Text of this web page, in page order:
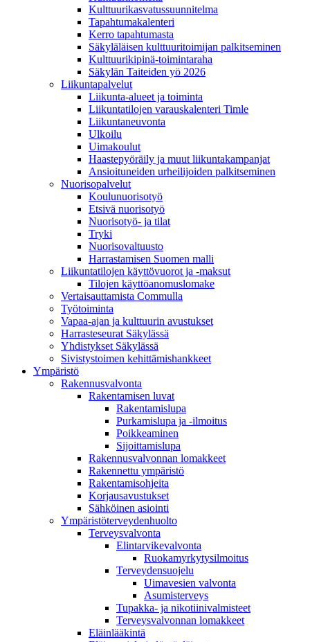
Kulttuurikasvatussuunnitelma
Tapahtumakalenteri
Kerro tapahtumasta
Säkyläläisen kulttuuritoimijan palkitseminen
Kulttuurikipinä-toimintaraha
Säkylän Taiteiden yö 2026
Liikuntapalvelut
Liikunta-alueet ja toiminta
Liikuntatilojen varauskalenteri Timle
Liikuntaneuvonta
Ulkoilu
Uimakoulut
Haastepyöräily ja muut liikuntakampanjat
Ansioituneiden urheilijoiden palkitseminen
Nuorisopalvelut
Koulunuorisotyö
Etsivä nuorisotyö
Nuorisotyö- ja tilat
Tryki
Nuorisovaltuusto
Harrastamisen Suomen malli
Liikuntatilojen käyttövuorot ja -maksut
Tilojen käyttöanomuslomake
Vertaisauttamista Commulla
Työtoiminta
Vapaa-ajan ja kulttuurin avustukset
Harrasteseurat Säkylässä
Yhdistykset Säkylässä
Sivistystoimen kehittämishankkeet
Ympä­ristö
Rakennusvalvonta
Rakentamisen luvat
Rakentamislupa
Purkamislupa ja -ilmoitus
Poikkeaminen
Sijoittamislupa
Rakennusvalvonnan lomakkeet
Rakennettu ympäristö
Rakentamisohjeita
Korjausavustukset
Sähköinen asiointi
Ympäristöterveydenhuolto
Terveysvalvonta
Elintarvikevalvonta
Ruokamyrkytysilmoitus
Terveydensuojelu
Uimavesien valvonta
Asumisterveys
Tupakka- ja nikotiinivalmisteet
Terveysvalvonnan lomakkeet
Eläinlääkintä